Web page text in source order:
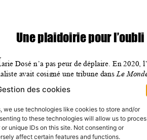
des cookies
we use technologies like cookies to store and/or
to these technologies will allow us to
unique IDs on this site. Not consenting or
affect certain features and functions.